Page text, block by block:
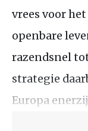
vrees voor
openbare
razendsnel
strategie
Europa